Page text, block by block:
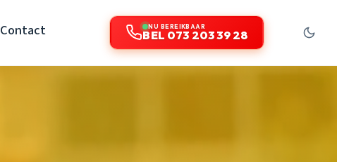
Contact NU BEREIKBAAR
BEL 073 203 39 28